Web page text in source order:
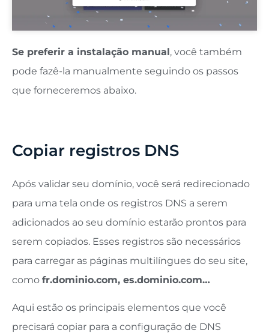
Se preferir a instalação manual , você também
pode fazê-la manualmente seguindo os passos
que forneceremos abaixo.
Copiar registros DNS
Após validar seu domínio, você será redirecionado
para uma tela onde os registros DNS a serem
adicionados ao seu domínio estarão prontos para
serem copiados. Esses registros são necessários
para carregar as páginas multilíngues do seu site,
como fr.dominio.com, es.dominio.com…
Aqui estão os principais elementos que você
precisará copiar para a configuração de DNS